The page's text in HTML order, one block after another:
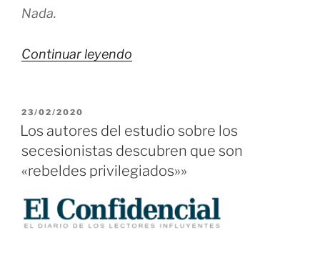
Nada.
Continuar leyendo
una
cadena
es
la
de
PUBLICADO
EL
23/02/2020
Los autores del estudio sobre los
secesionistas descubren que son
«rebeldes privilegiados»»